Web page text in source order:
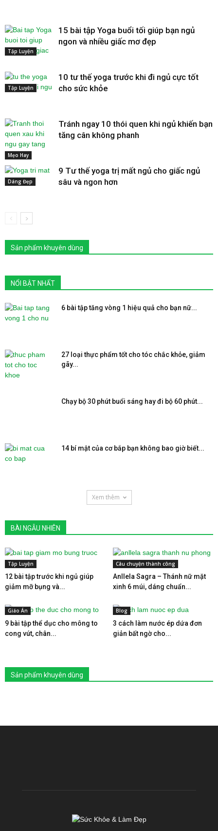
Tập Luyện
15 bài tập Yoga buổi tối giúp bạn ngủ
ngon và nhiều giấc mơ đẹp
Tập Luyện
10 tư thế yoga trước khi đi ngủ cực tốt
cho sức khỏe
Mẹo Hay
Tránh ngay 10 thói quen khi ngủ khiến bạn
tăng cân không phanh
Dáng Đẹp
9 Tư thế yoga trị mất ngủ cho giấc ngủ
sâu và ngon hơn
Sản phẩm khuyên dùng
NỔI BẬT NHẤT
6 bài tập tăng vòng 1 hiệu quả cho bạn nữ...
27 loại thực phẩm tốt cho tóc chắc khỏe, giảm
gãy...
Chạy bộ 30 phút buổi sáng hay đi bộ 60 phút...
14 bí mật của cơ bắp bạn không bao giờ biết...
Xem thêm
BÀI NGẪU NHIÊN
Tập Luyện
12 bài tập trước khi ngủ giúp
giảm mỡ bụng và...
Câu chuyện thành công
Anllela Sagra – Thánh nữ mặt
xinh 6 múi, dáng chuẩn...
Giáo Án
9 bài tập thể dục cho mông to
cong vút, chân...
Blog
3 cách làm nước ép dứa đơn
giản bất ngờ cho...
Sản phẩm khuyên dùng